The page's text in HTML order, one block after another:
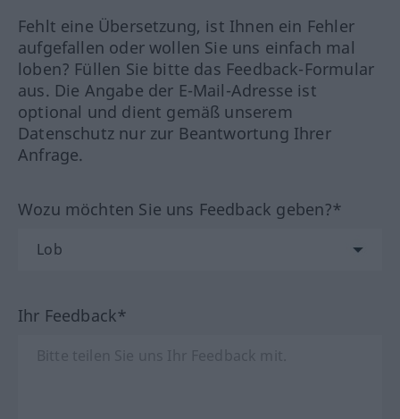
Fehlt eine Übersetzung, ist Ihnen ein Fehler
aufgefallen oder wollen Sie uns einfach mal
loben? Füllen Sie bitte das Feedback-Formular
aus. Die Angabe der E-Mail-Adresse ist
optional und dient gemäß unserem
Datenschutz nur zur Beantwortung Ihrer
Anfrage.
Wozu möchten Sie uns Feedback geben?*
Ihr Feedback*